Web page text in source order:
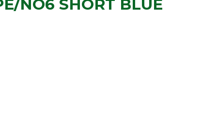
NO6 SHORT BLUE